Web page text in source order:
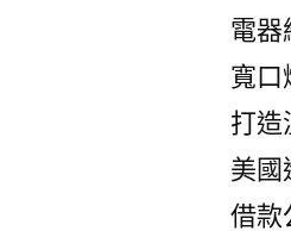
電器
寬口
打造
美國
借款